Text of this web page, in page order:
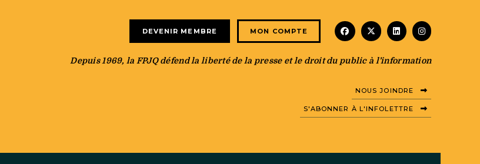
DEVENIR MEMBRE MON COMPTE facebook x-twitterlinkedininstagram
Depuis 1969, la FPJQ défend la liberté de la presse et le droit du public à l’information
NOUS JOINDRE
S'ABONNER À L'INFOLETTRE